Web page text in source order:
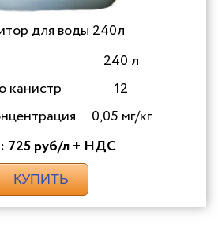
для воды 240л
240 л
канистр
12
0,05 мг/кг
725 руб/л + НДС
КУПИТЬ